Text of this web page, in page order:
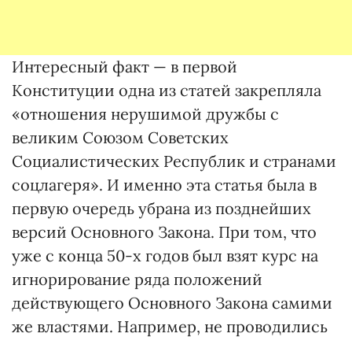
Интересный факт — в первой
Конституции одна из статей закрепляла
«отношения нерушимой дружбы с
великим Союзом Советских
Социалистических Республик и странами
соцлагеря». И именно эта статья была в
первую очередь убрана из позднейших
версий Основного Закона. При том, что
уже с конца 50-х годов был взят курс на
игнорирование ряда положений
действующего Основного Закона самими
же властями. Например, не проводились